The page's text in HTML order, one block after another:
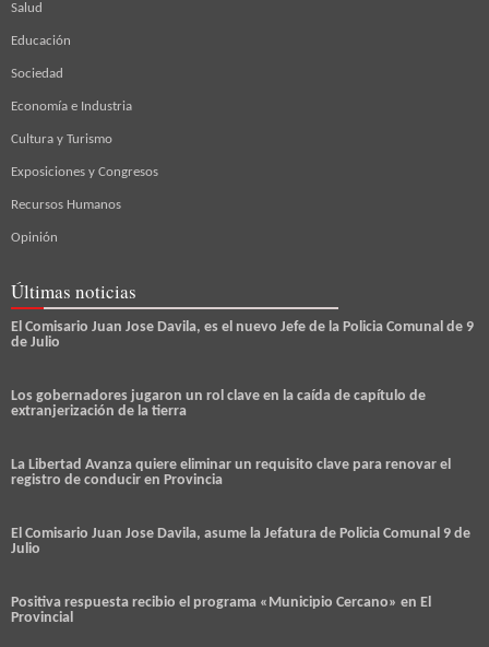
Salud
Educación
Sociedad
Economía e Industria
Cultura y Turismo
Exposiciones y Congresos
Recursos Humanos
Opinión
Últimas noticias
El Comisario Juan Jose Davila, es el nuevo Jefe de la Policia Comunal de 9
de Julio
Los gobernadores jugaron un rol clave en la caída de capítulo de
extranjerización de la tierra
La Libertad Avanza quiere eliminar un requisito clave para renovar el
registro de conducir en Provincia
El Comisario Juan Jose Davila, asume la Jefatura de Policia Comunal 9 de
Julio
Positiva respuesta recibio el programa «Municipio Cercano» en El
Provincial